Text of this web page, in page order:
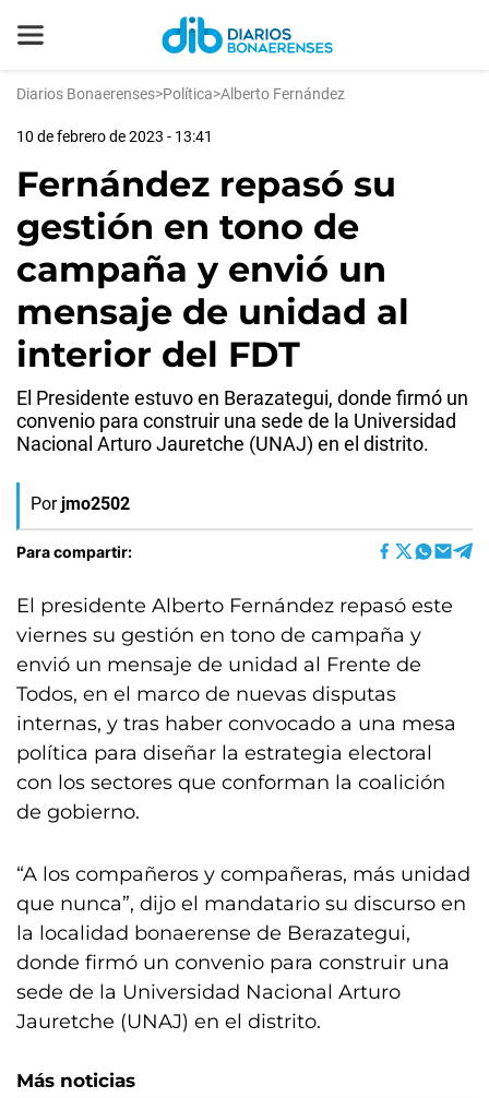
Diarios Bonaerenses>Política>Alberto Fernández
10 de febrero de 2023 - 13:41
Fernández repasó su
gestión en tono de
campaña y envió un
mensaje de unidad al
interior del FDT
El Presidente estuvo en Berazategui, donde firmó un
convenio para construir una sede de la Universidad
Nacional Arturo Jauretche (UNAJ) en el distrito.
Por jmo2502
Para compartir:
El presidente Alberto Fernández repasó este
viernes su gestión en tono de campaña y
envió un mensaje de unidad al Frente de
Todos, en el marco de nuevas disputas
internas, y tras haber convocado a una mesa
política para diseñar la estrategia electoral
con los sectores que conforman la coalición
de gobierno.
“A los compañeros y compañeras, más unidad
que nunca”, dijo el mandatario su discurso en
la localidad bonaerense de Berazategui,
donde firmó un convenio para construir una
sede de la Universidad Nacional Arturo
Jauretche (UNAJ) en el distrito.
Más noticias